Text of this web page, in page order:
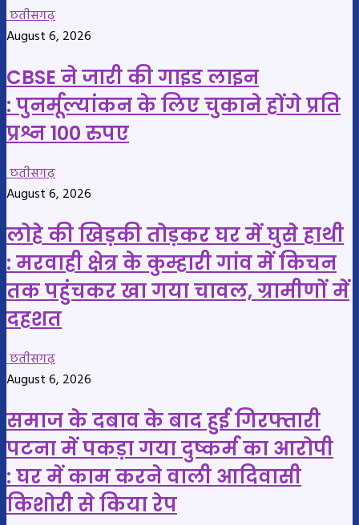
छतीसगढ़
August 6, 2026
CBSE ने जारी की गाइड लाइन
: पुनर्मूल्यांकन के लिए चुकाने होंगे प्रति
प्रश्न 100 रुपए
छतीसगढ़
August 6, 2026
लोहे की खिड़की तोड़कर घर में घुसे हाथी
: मरवाही क्षेत्र के कुम्हारी गांव में किचन
तक पहुंचकर खा गया चावल, ग्रामीणों में
दहशत
छतीसगढ़
August 6, 2026
समाज के दबाव के बाद हुई गिरफ्तारी
पटना में पकड़ा गया दुष्कर्म का आरोपी
: घर में काम करने वाली आदिवासी
किशोरी से किया रेप